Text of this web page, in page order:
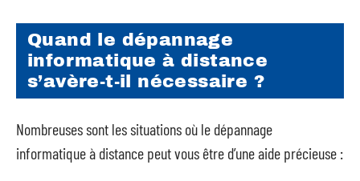
Quand le dépannage
informatique à distance
s’avère-t-il nécessaire ?
Nombreuses sont les situations où le dépannage
informatique à distance peut vous être d’une aide précieuse :